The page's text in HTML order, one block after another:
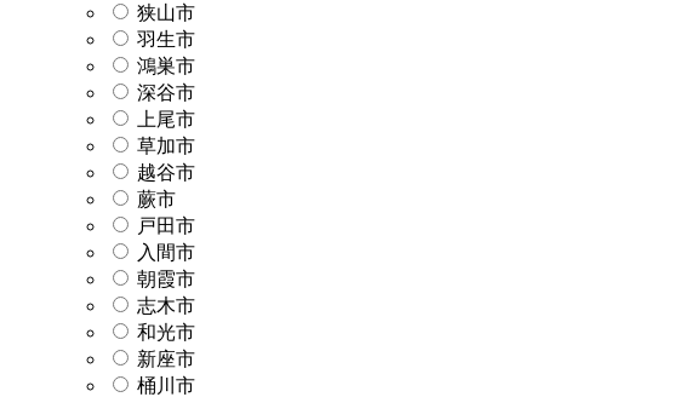
狭山市
羽生市
鴻巣市
深谷市
上尾市
草加市
越谷市
蕨市
戸田市
入間市
朝霞市
志木市
和光市
新座市
桶川市